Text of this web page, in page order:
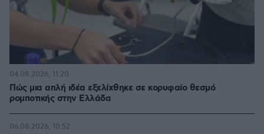
Πώς μια απλή ιδέα εξελίχθηκε σε κορυφαίο θεσμό
ρομποτικής στην Ελλάδα
04.08.2026, 11:20
06.08.2026, 10:52